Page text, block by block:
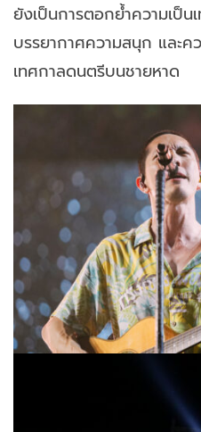
ยังเป็นการตอกย้ำความเป็
บรรยากาศความสนุก และ
เทศกาลดนตรีบนชายหาด